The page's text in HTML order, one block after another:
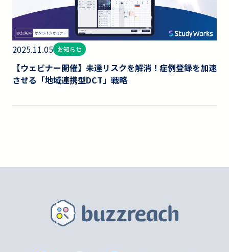
2025.11.05 お知らせ
【ウェビナー開催】未達リスクを解消！症例登録を加速
させる「地域連携型DCT」戦略